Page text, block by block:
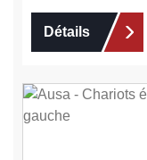
Détails